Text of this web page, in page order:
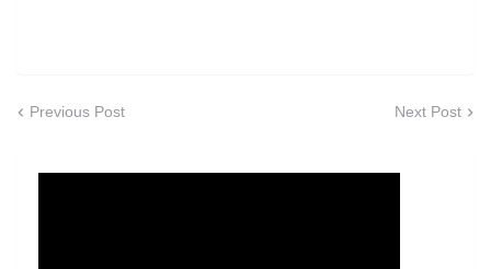
Previous Post Next Post